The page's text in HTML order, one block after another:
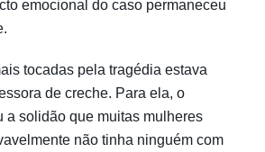
emocional do caso permaneceu
tocadas pela tragédia estava
de creche. Para ela, o
a solidão que muitas mulheres
não tinha ninguém com